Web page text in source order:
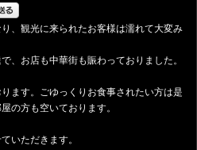
、観光に来られたお客様は濡れて大変み
、お店も中華街も賑わっておりました。
ます。ごゆっくりお食事されたい方は是
の方も空いております。
いただきます。